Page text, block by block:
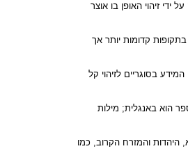
זיהוי האופן בו אוצר
קדומות יותר אך
בסוגריים לזיהוי קל
הוא באנגלית; מילות
היהדות והמזרח הקרוב, כמו